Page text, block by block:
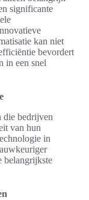
significante
kan niet
bevordert
in een snel
die bedrijven
van hun
in
belangrijkste